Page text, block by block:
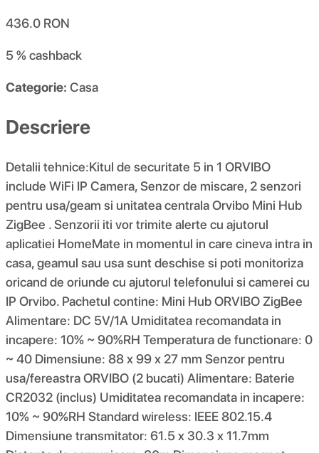
436.0 RON
5 %cashback
Categorie: Casa
Descriere
Detalii tehnice:Kitul de securitate 5 in 1 ORVIBO
include WiFi IP Camera, Senzor de miscare, 2 senzori
pentru usa/geam si unitatea centrala Orvibo Mini Hub
ZigBee . Senzorii iti vor trimite alerte cu ajutorul
aplicatiei HomeMate in momentul in care cineva intra in
casa, geamul sau usa sunt deschise si poti monitoriza
oricand de oriunde cu ajutorul telefonului si camerei cu
IP Orvibo. Pachetul contine: Mini Hub ORVIBO ZigBee
Alimentare: DC 5V/1A Umiditatea recomandata in
incapere: 10% ~ 90%RH Temperatura de functionare: 0
~ 40 Dimensiune: 88 x 99 x 27 mm Senzor pentru
usa/fereastra ORVIBO (2 bucati) Alimentare: Baterie
CR2032 (inclus) Umiditatea recomandata in incapere:
10% ~ 90%RH Standard wireless: IEEE 802.15.4
Dimensiune transmitator: 61.5 x 30.3 x 11.7mm